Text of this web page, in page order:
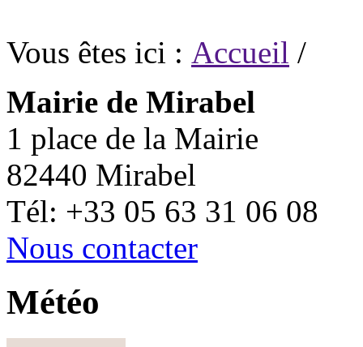
Vous êtes ici : Accueil /
Mairie de Mirabel
1 place de la Mairie
82440 Mirabel
Tél: +33 05 63 31 06 08
Nous contacter
Météo